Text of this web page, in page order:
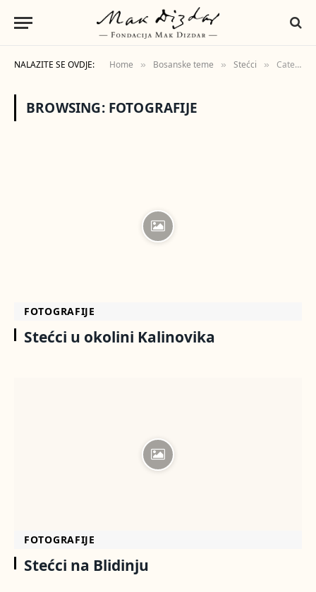
NALAZITE SE OVDJE: Home » Bosanske teme » Stećci » Category: "Fotografije"
BROWSING: FOTOGRAFIJE
FOTOGRAFIJE
Stećci u okolini Kalinovika
FOTOGRAFIJE
Stećci na Blidinju